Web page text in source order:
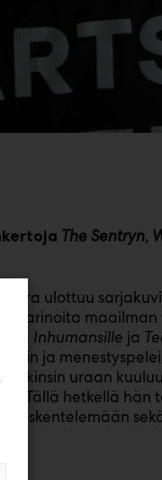
The Sentryn,
ura ulottuu
tarinoita
Inhumansille ja
ja
uraan
Tällä hetkellä hän